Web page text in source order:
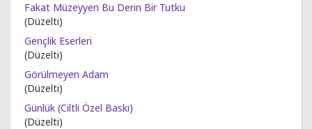
Fakat Müzeyyen Bu Derin Bir Tutku
(Düzelti)
Gençlik Eserleri
(Düzelti)
Görülmeyen Adam
(Düzelti)
Günlük (Ciltli Özel Baskı)
(Düzelti)